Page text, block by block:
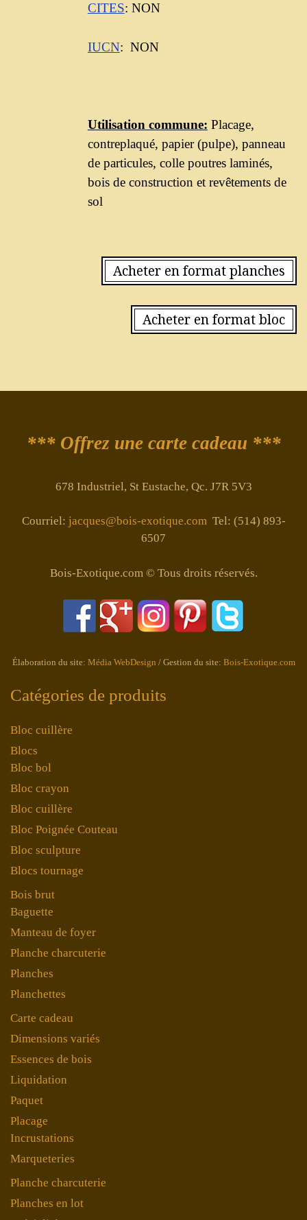
CITES: NON
IUCN: NON
Utilisation commune: Placage,
contreplaqué, papier (pulpe), panneau
de particules, colle poutres laminés,
bois de construction et revêtements de
sol
Acheter en format planches
Acheter en format bloc
*** Offrez une carte cadeau ***
678 Industriel, St Eustache, Qc. J7R 5V3
Courriel: jacques@bois-exotique.comTel: (514) 893-
6507
Bois-Exotique.com © Tous droits réservés.
Élaboration du site: Média WebDesign / Gestion du site: Bois-Exotique.com
Catégories de produits
Bloc cuillère
Blocs
Bloc bol
Bloc crayon
Bloc cuillère
Bloc Poignée Couteau
Bloc sculpture
Blocs tournage
Bois brut
Baguette
Manteau de foyer
Planche charcuterie
Planches
Planchettes
Carte cadeau
Dimensions variés
Essences de bois
Liquidation
Paquet
Placage
Incrustations
Marqueteries
Planche charcuterie
Planches en lot